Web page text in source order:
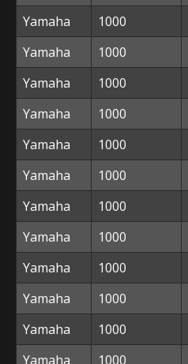
Yamaha
1000
Yamaha
1000
Yamaha
1000
Yamaha
1000
Yamaha
1000
Yamaha
1000
Yamaha
1000
Yamaha
1000
Yamaha
1000
Yamaha
1000
Yamaha
1000
Yamaha
1000